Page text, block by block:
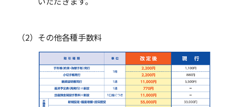
（2） その他各種手数料